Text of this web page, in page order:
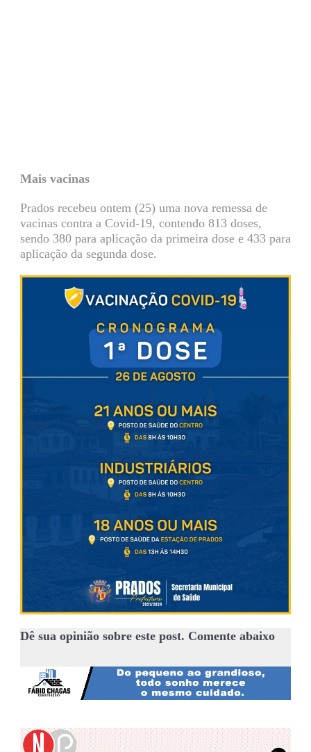
Mais vacinas
Prados recebeu ontem (25) uma nova remessa de
vacinas contra a Covid-19, contendo 813 doses,
sendo 380 para aplicação da primeira dose e 433 para
aplicação da segunda dose.
Dê sua opinião sobre este post. Comente abaixo